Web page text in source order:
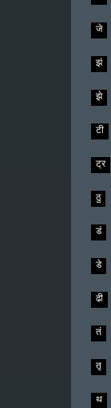
जे
झं
झे
टी
ट्र
ठु
डं
डे
ढी
तं
तृ
थ